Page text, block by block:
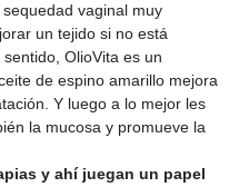
vaginal muy
un tejido si no está
OlioVita es un
de espino amarillo mejora
Y luego a lo mejor les
la mucosa y promueve la
y ahí juegan un papel